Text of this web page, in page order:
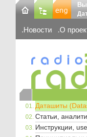
Вы
Новости О
Даташиты
Статьи,
Инструкции,